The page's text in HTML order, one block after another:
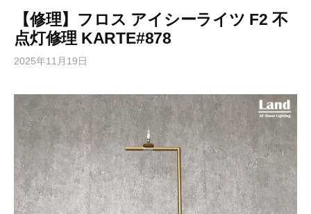
【修理】フロス アイシーライツ F2 不
点灯修理 KARTE#878
2025年11月19日